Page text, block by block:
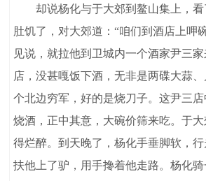
却说杨化与于大郊到鳌山集上，看
肚饥了，对大郊道：“咱们到酒店上呷
见说，就拉他到卫城内一个酒家尹三
店，没甚嘎饭下酒，无非是两碟大蒜
个北边穷军，好的是烧刀子。这尹三
烧酒，正中其意，大碗价筛来吃。于
得烂醉。到天晚了，杨化手垂脚软，
扶他上了驴，用手搀着他走路。杨化